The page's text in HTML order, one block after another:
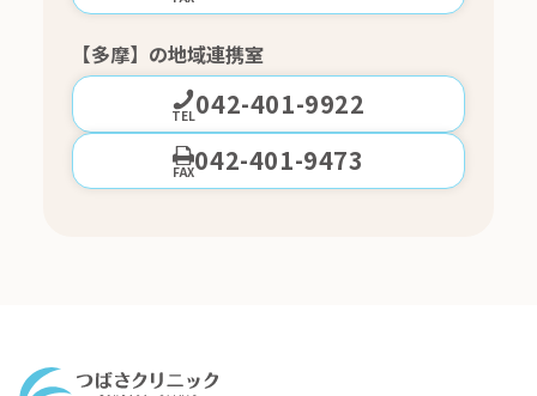
【多摩】の地域連携室
TEL042-401-9922
FAX042-401-9473